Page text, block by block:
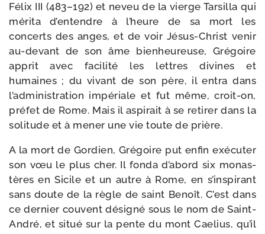
Félix III (483–192) et neveu de la vierge Tarsilla qui
méri­ta d’entendre à l’heure de sa mort les
concerts des anges, et de voir Jésus-​Christ venir
au-​devant de son âme bien­heu­reuse, Grégoire
apprit avec faci­li­té les lettres divines et
humaines ; du vivant de son père, il entra dans
l’administration impé­riale et fut même, croit-​on,
pré­fet de Rome. Mais il aspi­rait à se reti­rer dans la
soli­tude et à mener une vie toute de prière.
A la mort de Gordien, Grégoire put enfin exé­cu­ter
son vœu le plus cher. Il fon­da d’abord six monas­
tères en Sicile et un autre à Rome, en s’inspirant
sans doute de la règle de saint Benoît. C’est dans
ce der­nier couvent dési­gné sous le nom de Saint-​
André, et situé sur la pente du mont Caelius, qu’il